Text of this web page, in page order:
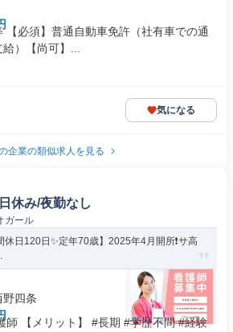
【必須】普通自動車免許（社有車での通
）【尚可】...
気になる
企業の類似求人を見る
休み/夜勤なし
ガール
日120日✨定年70歳】2025年4月開所❗️サ高
野四条
師 【メリット】 #長期 #学歴不問 #経験